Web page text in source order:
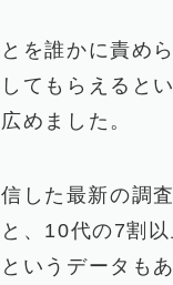
を誰かに責め
てもらえると
めました。
した最新の調
、10代の7割
いうデータも